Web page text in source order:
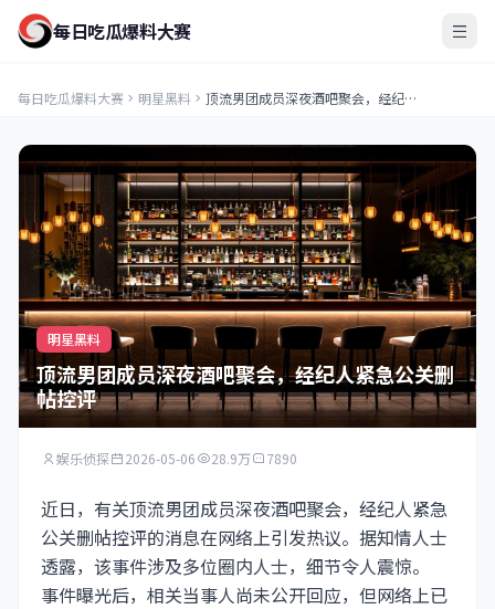
每日吃瓜爆料大赛
每日吃瓜爆料大赛 明星黑料 顶流男团成员深夜酒吧聚会，经纪人紧急公关删帖控评
明星黑料
顶流男团成员深夜酒吧聚会，经纪人紧急公关删
帖控评
娱乐侦探 2026-05-06 28.9万 7890
近日，有关顶流男团成员深夜酒吧聚会，经纪人紧急
公关删帖控评的消息在网络上引发热议。据知情人士
透露，该事件涉及多位圈内人士，细节令人震惊。
事件曝光后，相关当事人尚未公开回应，但网络上已